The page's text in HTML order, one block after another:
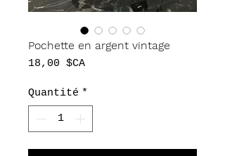
Pochette en argent vintage
18,00 $CAPrix
Quantité *